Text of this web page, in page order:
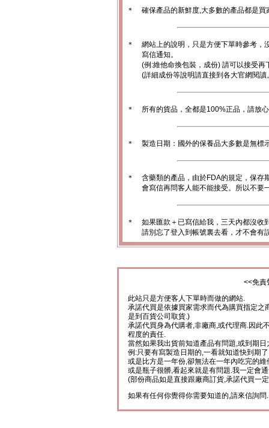
＊ 確保產品的新鮮度,大多數的產品都是
＊
網站上的說明，只是方便下單時參考，
寫信通知。
(例:維他命換包裝，成份) 請可以接受再
(詳細成份等說明請直接到各大官網閱讀
＊ 所有的貨品，全都是100%正品，請放
＊ 製造日期：國外的保養品大多數是無標
＊
含藥類的產品，由於FDA的規定，保存
會寫信再問客人能不能接受。所以不要
＊
如果匯款＋已寫信給我，三天內都沒收
請別忘了登入到帳號裏去看，才不會有
<<免責
此站只是方便客人下單時而做的網站.
承諾代買是依據買家需求而代為購買指定之
是到百貨公司取貨.)
承諾代買身為代購者,非廠商,或代理商.因此
程度的責任.
當然如果我出貨前知道產品有問題,或到期
例:只要有寫製造日期的,一看就知道快到期
或是比方是一年份,卻無法在一年內吃完的維
或是瓶子很髒,看起來就是有問題.我一定會
(部份商品如是直接跟廠商訂貨,承諾代買一
如果有任何你覺得你需要知道的,請來信詢問.